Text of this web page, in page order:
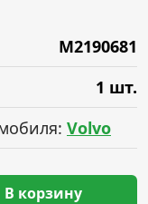
M2190681
1 шт.
Volvo
В корзину